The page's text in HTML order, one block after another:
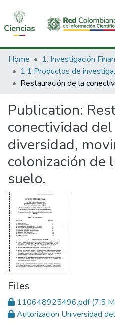
Communities & Collections
All of DSpace
Home
1.1
Publication:
conectividad
diversidad,
colonización de
suelo.
Files
110648925496.pdf(7.5
Autorizacion Universidad